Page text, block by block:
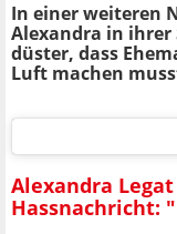
In einer weiteren
Alexandra in ihrer
düster, dass
Luft machen
Alexandra
Hassnachricht: